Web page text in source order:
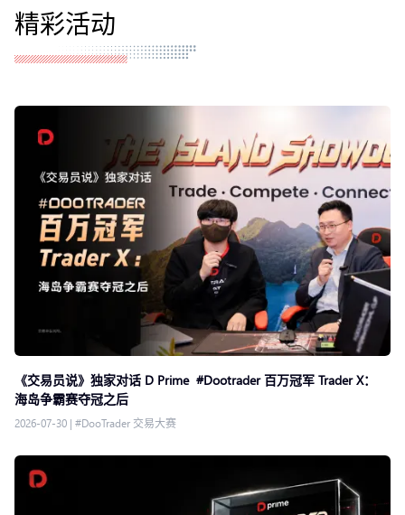
精彩活动
《交易员说》独家对话 D Prime #Dootrader 百万冠军 Trader X：
海岛争霸赛夺冠之后
2026-07-30 | #DooTrader 交易大赛